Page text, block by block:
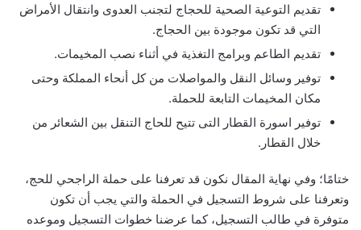
تقديم التوعية الصحية للحجاج لتجنب العدوى وانتقال الأمراض
التي قد تكون موجودة بين الحجاج.
تقديم الطاعم وبرامج التغذية في أثناء نصب المخيمات.
توفير وسائل النقل والمواصلات من كل أنحاء المملكة وحتى
مكان المخيمات التابعة للحملة.
توفير اسورة القطار التى تتيح للحاج التنقل بين الشعائر من
خلال القطار.
ختامًا؛ وفي نهاية المقال نكون قد تعرفنا على حملة الراجحي للحج،
وتعرفنا على شروط التسجيل في الحملة والتي يجب أن تكون
متوفرة في طالب التسجيل، كما عرضنا خطوات التسجيل وموعده